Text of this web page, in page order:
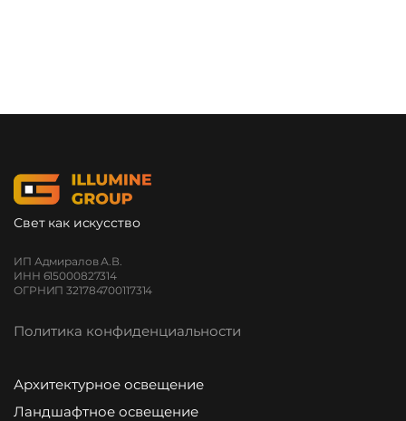
Свет как искусство
ИП Адмиралов А.В.
ИНН 615000827314
ОГРНИП 321784700117314
Политика конфиденциальности
Архитектурное освещение
Ландшафтное освещение